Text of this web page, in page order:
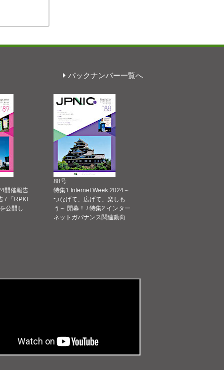
バックナンバー一覧へ
開催報告
/ 「RPKI
公開し
88号
特集1 Internet Week 2024～
つなげて、広げて、楽しも
う～ 開幕！ / 特集2 インター
ネットガバナンス関連動向